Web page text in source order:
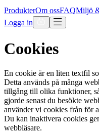
ProdukterOm ossFAQMiljö
Logga in
Cookies
En cookie är en liten textfil
Detta används på många
tillgång till olika funktioner,
gjorde senast du besökte
använder vi cookies från för
Du kan inaktivera cookies
webbläsare.